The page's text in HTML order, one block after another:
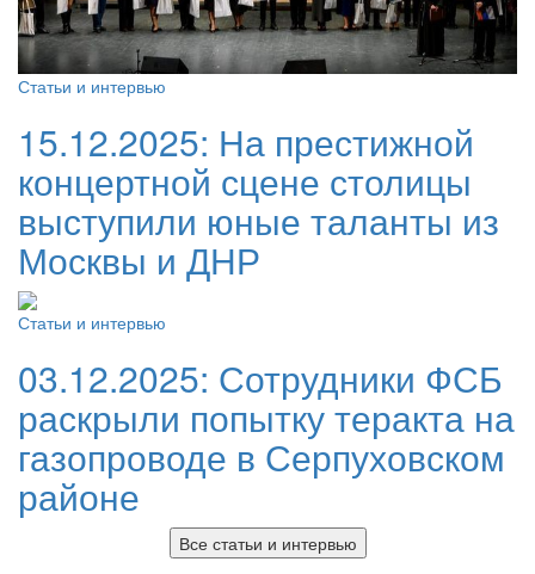
Статьи и интервью
15.12.2025: На престижной
концертной сцене столицы
выступили юные таланты из
Москвы и ДНР
Статьи и интервью
03.12.2025: Сотрудники ФСБ
раскрыли попытку теракта на
газопроводе в Серпуховском
районе
Все статьи и интервью